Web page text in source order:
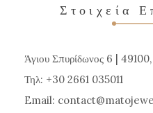
Στοιχεία
Άγιου Σπυρίδωνος 6 |
Τηλ: +30 2661 035011
Email: contact